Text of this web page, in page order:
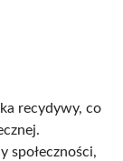
recydywy, co
społeczności,